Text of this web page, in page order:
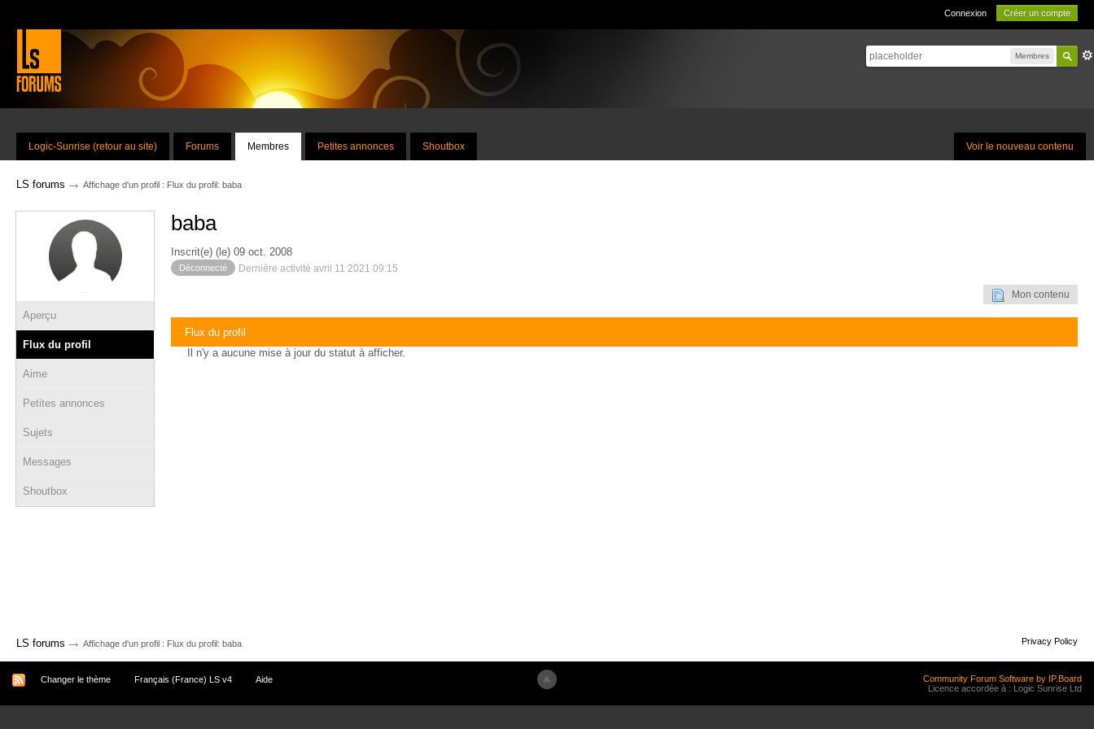
Connexion Créer un compte
Membres
Voir le nouveau contenu
Logic-Sunrise (retour au site) Forums Membres Petites annonces Shoutbox
LS forums → Affichage d'un profil : Flux du profil: baba
Aperçu
Flux du profil
Aime
Petites annonces
Sujets
Messages
Shoutbox
baba
Inscrit(e) (le) 09 oct. 2008
Déconnecté Dernière activité avril 11 2021 09:15
Mon contenu
Flux du profil
Il n'y a aucune mise à jour du statut à afficher.
LS forums → Affichage d'un profil : Flux du profil: baba Privacy Policy
Changer le thème Français (France) LS v4 Aide
Community Forum Software by IP.Board
Licence accordée à : Logic Sunrise Ltd